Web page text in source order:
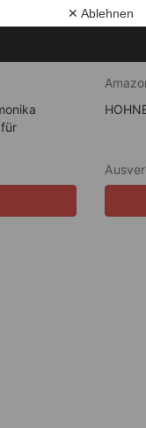
✕ Ablehnen